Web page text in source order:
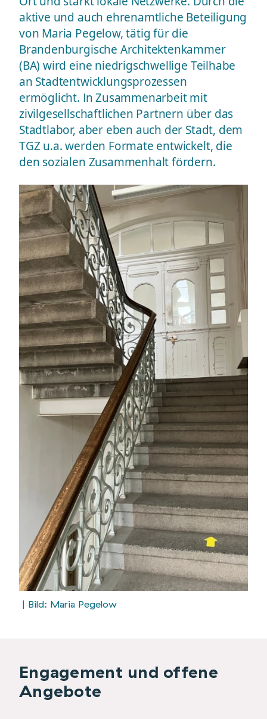
aktive und auch ehrenamtliche Beteiligung
von Maria Pegelow, tätig für die
Brandenburgische Architektenkammer
(BA) wird eine niedrigschwellige Teilhabe
an Stadtentwicklungsprozessen
ermöglicht. In Zusammenarbeit mit
zivilgesellschaftlichen Partnern über das
Stadtlabor, aber eben auch der Stadt, dem
TGZ u.a. werden Formate entwickelt, die
den sozialen Zusammenhalt fördern.
| Bild: Maria Pegelow
Engagement und offene
Angebote